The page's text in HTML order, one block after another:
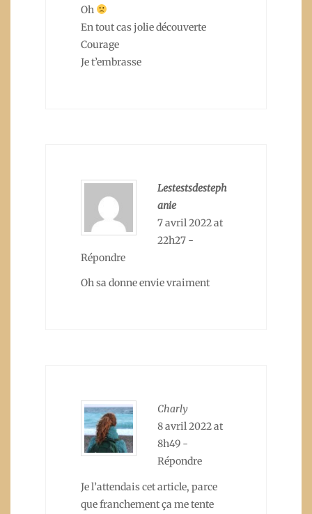
Oh
En tout cas jolie découverte
Courage
Je t’embrasse
Lestestsdesteph
anie
7 avril 2022 at
22h27 -
Répondre
Oh sa donne envie vraiment
Charly
8 avril 2022 at
8h49 -
Répondre
Je l’attendais cet article, parce
que franchement ça me tente